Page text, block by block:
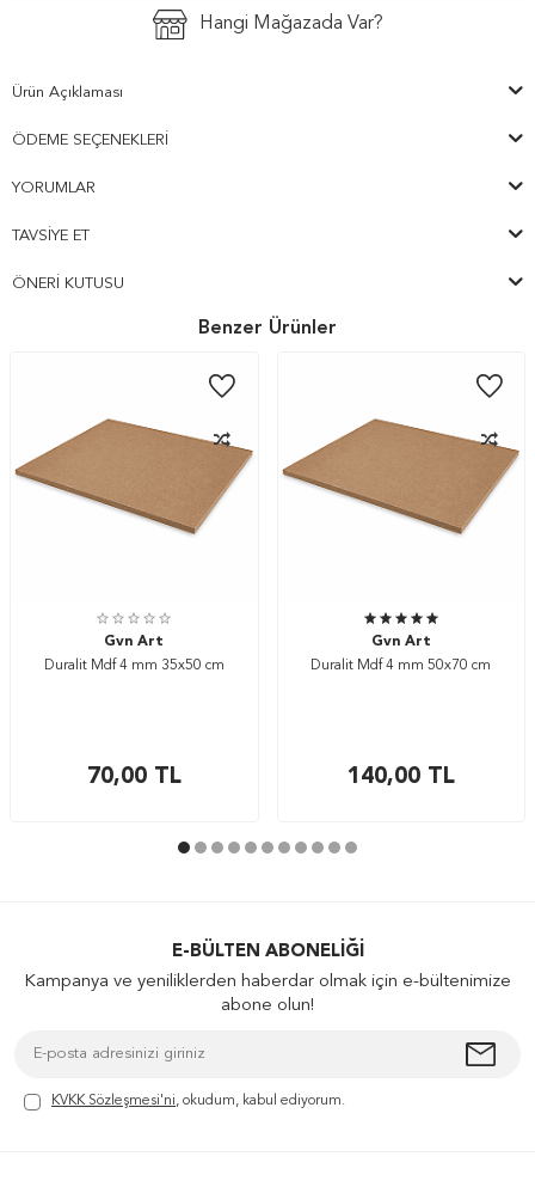
Hangi Mağazada Var?
Ürün Açıklaması
ÖDEME SEÇENEKLERI
YORUMLAR
TAVSIYE ET
ÖNERI KUTUSU
Benzer Ürünler
Gvn Art
Duralit Mdf 4 mm 35x50 cm
70,00TL
Gvn Art
Duralit Mdf 4 mm 50x70 cm
140,00TL
E-BÜLTEN ABONELIĞI
Kampanya ve yeniliklerden haberdar olmak için e-bültenimize
abone olun!
KVKK Sözleşmesi'ni, okudum, kabul ediyorum.